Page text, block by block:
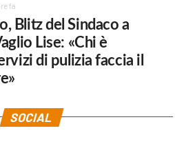
fa
Blitz del Sindaco a
Lise: «Chi è
di pulizia faccia il
SOCIAL